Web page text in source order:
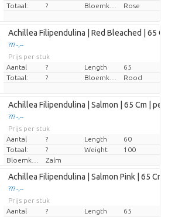
Totaal:
? Rose
Achillea Filipendulina | Red Bleached | 65 Cm
??? -,--
Prijs per stuk
Aantal
? Length
65
Totaal:
? Rood
Achillea Filipendulina | Salmon | 65 Cm | per
??? -,--
Prijs per stuk
Aantal
? Length
60
Totaal:
? Weight
100
Bloemkleur
Zalm
Achillea Filipendulina | Salmon Pink | 65 Cm |
??? -,--
Prijs per stuk
Aantal
? Length
65